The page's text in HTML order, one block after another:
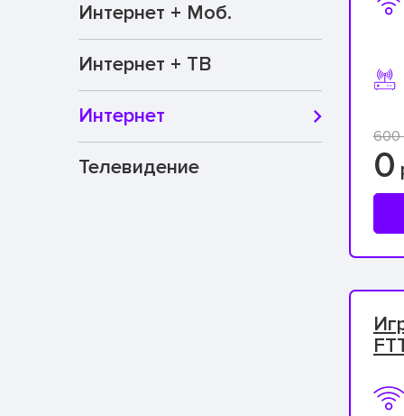
Интернет + Моб.
Интернет + ТВ
Интернет
Телевидение
600
0